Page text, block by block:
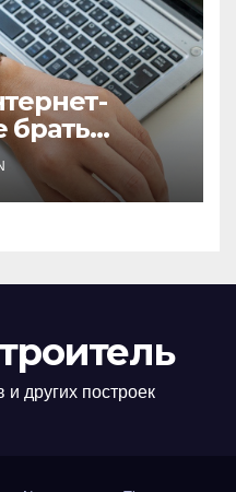
брать
и ключевые
других построек